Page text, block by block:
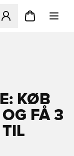
Modal til at
KØB
FÅ 3